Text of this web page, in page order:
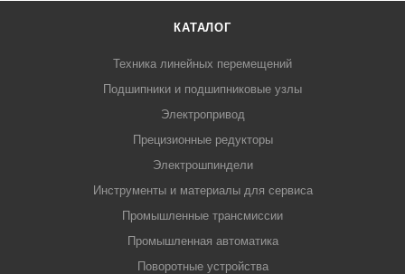
КАТАЛОГ
Техника линейных перемещений
Подшипники и подшипниковые узлы
Электропривод
Прецизионные редукторы
Электрошпиндели
Инструменты и материалы для сервиса
Промышленные трансмиссии
Промышленная автоматика
Поворотные устройства